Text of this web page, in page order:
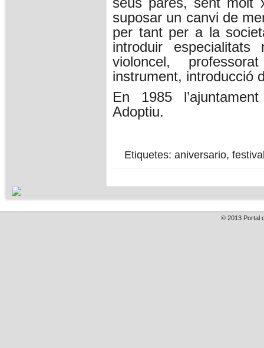
suposar un canvi de
per tant per a la
introduir
violoncel,
instrument, introducció
En 1985
Adoptiu.
Etiquetes: aniversario,
© 2013 Portal